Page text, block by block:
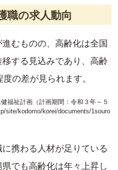
職の求人動向
むものの、高齢化は全国
する見込みであり、高齢
の差が見られます。
福祉計画（計画期間：令和３年～５
site/kodomo/korei/documents/1souro
携わる人材が足りている
でも高齢化は年々上昇し